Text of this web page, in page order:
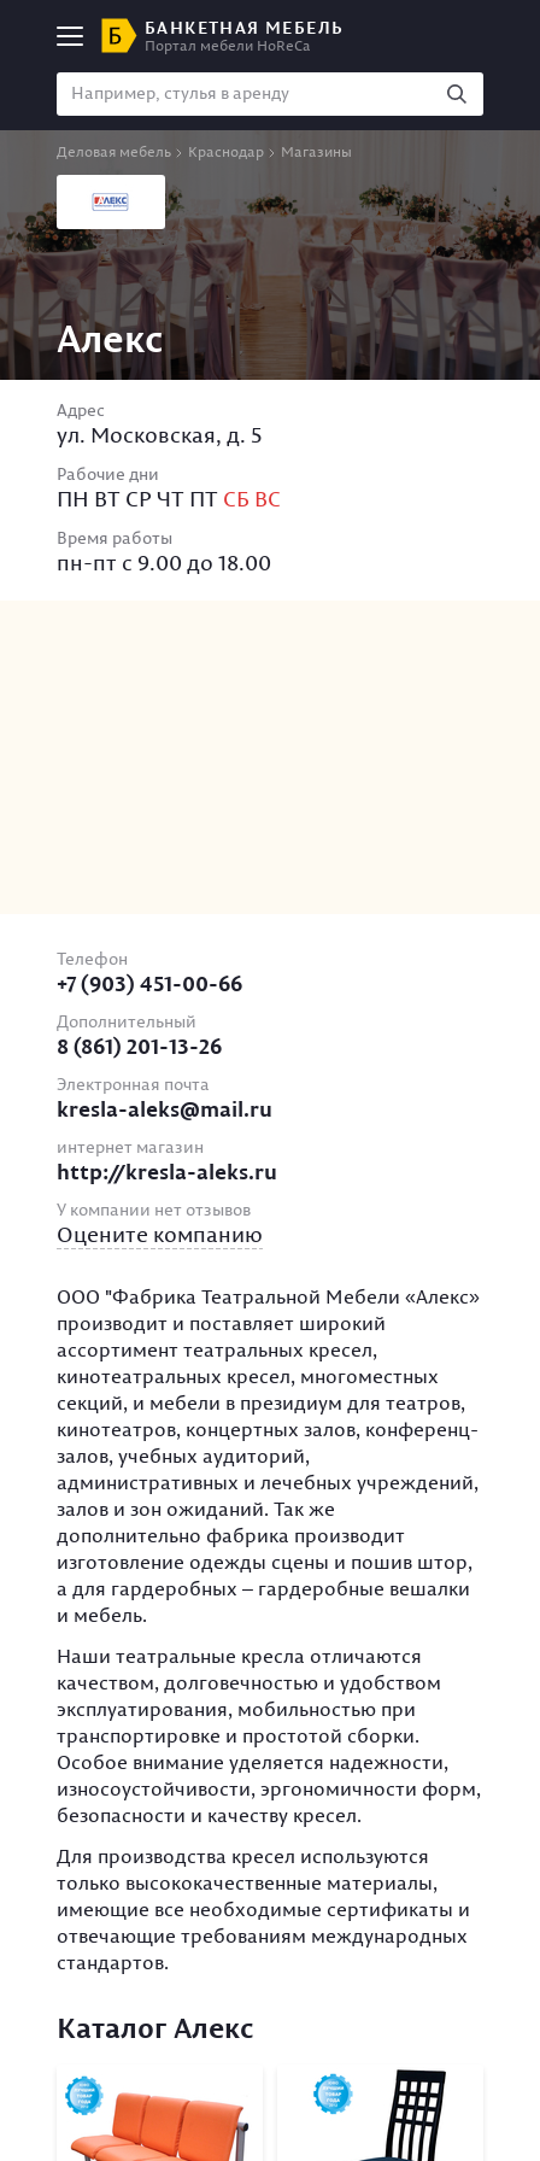
БАНКЕТНАЯ МЕБЕЛЬ
Портал мебели HoReCa
Деловая мебель Краснодар Магазины
Алекс
Адрес
ул. Московская, д. 5
Рабочие дни
ПН ВТ СР ЧТ ПТ СБ ВС
Время работы
пн-пт с 9.00 до 18.00
Телефон
+7 (903) 451-00-66
Дополнительный
8 (861) 201-13-26
Электронная почта
kresla-aleks@mail.ru
интернет магазин
http://kresla-aleks.ru
У компании нет отзывов
Оцените компанию
ООО "Фабрика Театральной Мебели «Алекс»
производит и поставляет широкий
ассортимент театральных кресел,
кинотеатральных кресел, многоместных
секций, и мебели в президиум для театров,
кинотеатров, концертных залов, конференц-
залов, учебных аудиторий,
административных и лечебных учреждений,
залов и зон ожиданий. Так же
дополнительно фабрика производит
изготовление одежды сцены и пошив штор,
а для гардеробных – гардеробные вешалки
и мебель.
Наши театральные кресла отличаются
качеством, долговечностью и удобством
эксплуатирования, мобильностью при
транспортировке и простотой сборки.
Особое внимание уделяется надежности,
износоустойчивости, эргономичности форм,
безопасности и качеству кресел.
Для производства кресел используются
только высококачественные материалы,
имеющие все необходимые сертификаты и
отвечающие требованиям международных
стандартов.
Каталог Алекс